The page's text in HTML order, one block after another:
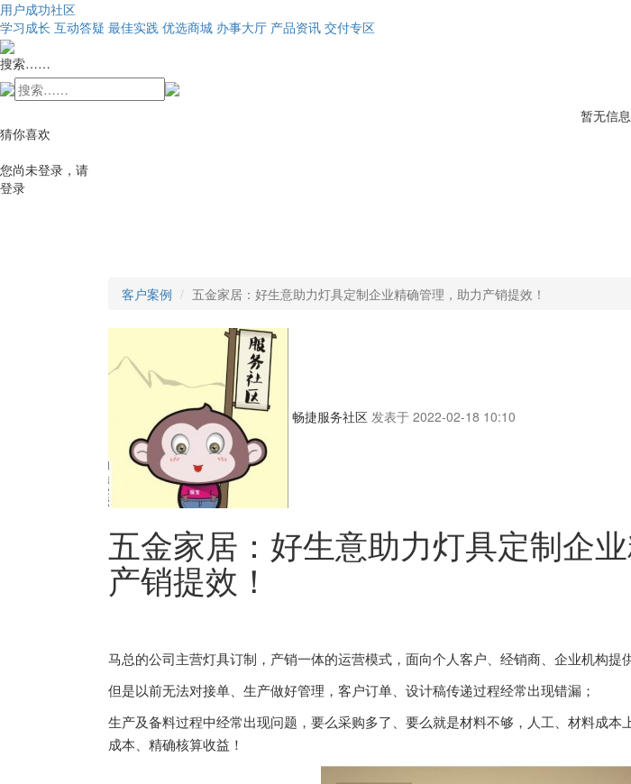
用户成功社区
学习成长 互动答疑 最佳实践 优选商城 办事大厅 产品资讯 交付专区
搜索……
暂无信息
猜你喜欢
您尚未登录，请
登录
客户案例 五金家居：好生意助力灯具定制企业精确管理，助力产销提效！
畅捷服务社区 发表于 2022-02-18 10:10
五金家居：好生意助力灯具定制企
产销提效！
马总的公司主营灯具订制，产销一体的运营模式，面向个人客户、经销商、企业机构提
但是以前无法对接单、生产做好管理，客户订单、设计稿传递过程经常出现错漏；
生产及备料过程中经常出现问题，要么采购多了、要么就是材料不够，人工、材料成本
成本、精确核算收益！